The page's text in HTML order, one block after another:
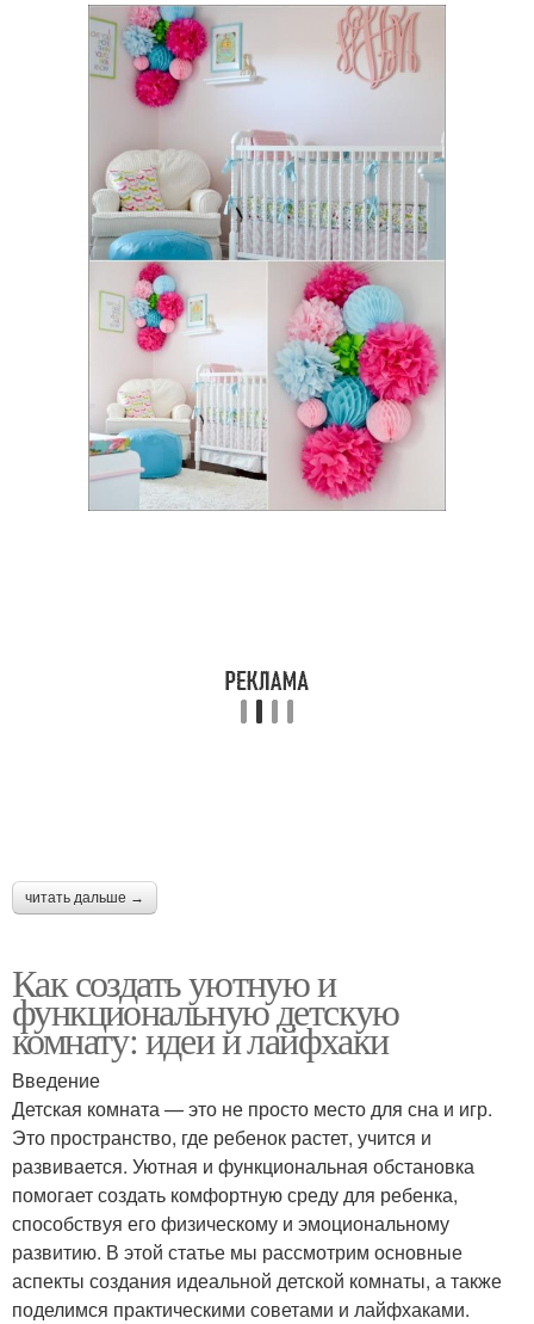
читать дальше →
Как создать уютную и
функциональную детскую
комнату: идеи и лайфхаки
Введение
Детская комната — это не просто место для сна и игр.
Это пространство, где ребенок растет, учится и
развивается. Уютная и функциональная обстановка
помогает создать комфортную среду для ребенка,
способствуя его физическому и эмоциональному
развитию. В этой статье мы рассмотрим основные
аспекты создания идеальной детской комнаты, а также
поделимся практическими советами и лайфхаками.